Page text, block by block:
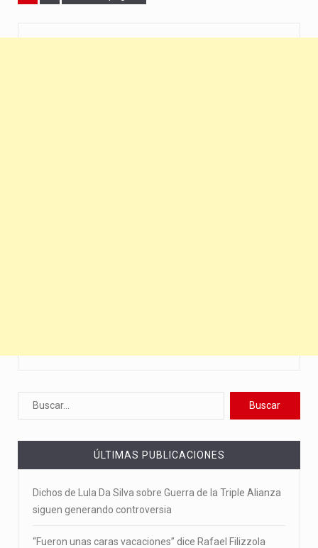
ÚLTIMAS PUBLICACIONES
Dichos de Lula Da Silva sobre Guerra de la Triple Alianza
siguen generando controversia
“Fueron unas caras vacaciones” dice Rafael Filizzola